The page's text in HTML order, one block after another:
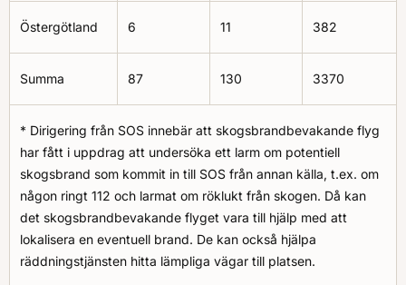
Östergötland 6 11 382
Summa 87 130 3370
* Dirigering från SOS innebär att skogsbrandbevakande flyg
har fått i uppdrag att undersöka ett larm om potentiell
skogsbrand som kommit in till SOS från annan källa, t.ex. om
någon ringt 112 och larmat om röklukt från skogen. Då kan
det skogsbrandbevakande flyget vara till hjälp med att
lokalisera en eventuell brand. De kan också hjälpa
räddningstjänsten hitta lämpliga vägar till platsen.